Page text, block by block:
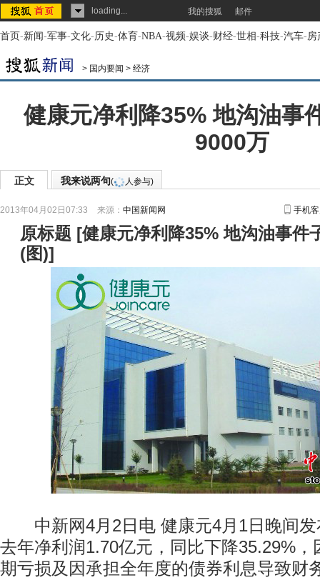
loading... 我的搜狐 邮件
首页-新闻-军事-文化-历史-体育-NBA-视频-娱谈-财经-世相-科技-汽车-房
> 国内要闻 > 经济
健康元净利降35% 地沟油事
9000万
正文 我来说两句( 人参与)
2013年04月02日07:33 来源： 中国新闻网 手机
原标题 [健康元净利降35% 地沟油事件
(图)]
中新网4月2日电 健康元4月1日晚间发
去年净利润1.70亿元，同比下降35.29%，
期亏损及因承担全年度的债券利息导致财